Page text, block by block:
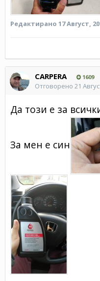
Редактирано 17 Август,
CARPERA 1609
Отговорено 21
Да този е за
За мен е син